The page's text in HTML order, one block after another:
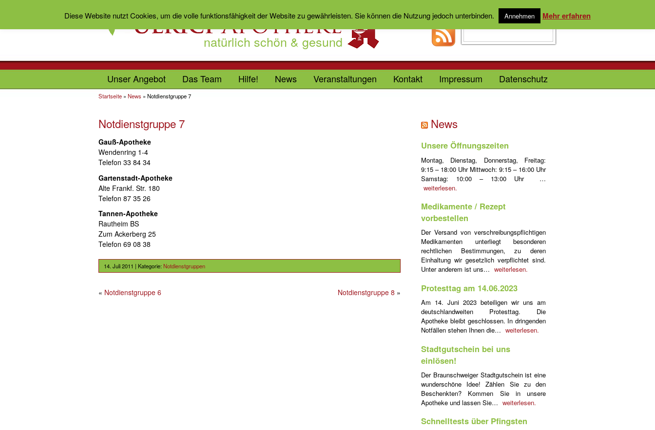
natürlich schön & gesund
Unser Angebot Das Team Hilfe! News Veranstaltungen Kontakt Impressum Datenschutz
Startseite » News » Notdienstgruppe 7
Notdienstgruppe 7
Gauß-Apotheke
Wendenring 1-4
Telefon 33 84 34
Gartenstadt-Apotheke
Alte Frankf. Str. 180
Telefon 87 35 26
Tannen-Apotheke
Rautheim BS
Zum Ackerberg 25
Telefon 69 08 38
14. Juli 2011 | Kategorie:Notdienstgruppen
« Notdienstgruppe 6 Notdienstgruppe 8 »
News
Unsere Öffnungszeiten
Montag, Dienstag, Donnerstag, Freitag:
9:15 – 18:00 Uhr Mittwoch: 9:15 – 16:00 Uhr
Samstag: 10:00 – 13:00 Uhr …
weiterlesen.
Medikamente / Rezept
vorbestellen
Der Versand von verschreibungspflichtigen
Medikamenten unterliegt besonderen
rechtlichen Bestimmungen, zu deren
Einhaltung wir gesetzlich verpflichtet sind.
Unter anderem ist uns… weiterlesen.
Protesttag am 14.06.2023
Am 14. Juni 2023 beteiligen wir uns am
deutschlandweiten Protesttag. Die
Apotheke bleibt geschlossen. In dringenden
Notfällen stehen Ihnen die… weiterlesen.
Stadtgutschein bei uns
einlösen!
Der Braunschweiger Stadtgutschein ist eine
wunderschöne Idee! Zählen Sie zu den
Beschenkten? Kommen Sie in unsere
Apotheke und lassen Sie… weiterlesen.
Schnelltests über Pfingsten
Diese Website nutzt Cookies, um die volle funktionsfähigkeit der Website zu gewährleisten. Sie können die Nutzung jedoch unterbinden. Annehmen Mehr erfahren